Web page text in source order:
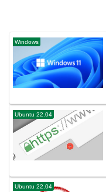
Windows
Ubuntu 22.04
Ubuntu 22.04